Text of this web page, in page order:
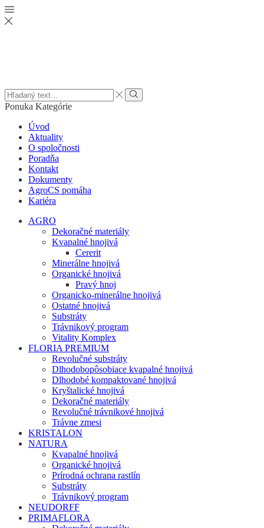
Search
input
Vyhľadať
Ponuka Kategórie
Úvod
Aktuality
O spoločnosti
Poradňa
Kontakt
Dokumenty
AgroCS pomáha
Kariéra
AGRO
Dekoračné materiály
Kvapalné hnojivá
Cererit
Minerálne hnojivá
Organické hnojivá
Pravý hnoj
Organicko-minerálne hnojivá
Ostatné hnojivá
Substráty
Trávnikový program
Vitality Komplex
FLORIA PREMIUM
Revolučné substráty
Dlhodobopôsobiace kvapalné hnojivá
Dlhodobé kompaktované hnojivá
Kryštalické hnojivá
Dekoračné materiály
Revolučné trávnikové hnojivá
Trávne zmesi
KRISTALON
NATURA
Kvapalné hnojivá
Organické hnojivá
Prírodná ochrana rastlín
Substráty
Trávnikový program
NEUDORFF
PRIMAFLORA